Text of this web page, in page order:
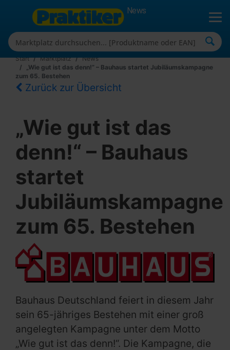
News
Start Marktplatz
News
„Wie gut ist das denn!“ – Bauhaus startet Jubiläumskampagne
zum 65. Bestehen
Zurück zur Übersicht
„Wie gut ist das
denn!“ – Bauhaus
startet
Jubiläumskampagne
zum 65. Bestehen
Bauhaus Deutschland feiert in diesem Jahr
sein 65-jähriges Bestehen mit einer groß
angelegten Kampagne unter dem Motto
„Wie gut ist das denn!“. Die Kampagne, die